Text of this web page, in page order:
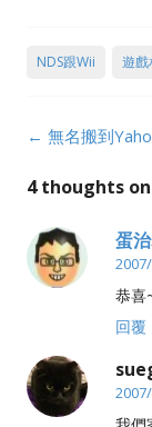
NDS跟Wii 遊戲
Post
← 無名搬到
4 thoughts on
蛋治
恭喜
回覆